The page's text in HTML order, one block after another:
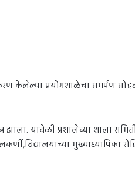
केलेल्या प्रयोगशाळेचा समर्पण
यावेळी प्रशालेच्या शाला
मुख्याध्यापिका